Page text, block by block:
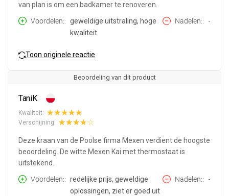
van plan is om een badkamer te renoveren.
Voordelen:
geweldige uitstraling, hoge
kwaliteit
Nadelen: -
Toon originele reactie
Beoordeling van dit product
TaniK
Kwaliteit:
Verschijning:
Deze kraan van de Poolse firma Mexen verdient de hoogste
beoordeling. De witte Mexen Kai met thermostaat is
uitstekend.
Voordelen:
redelijke prijs, geweldige
oplossingen, ziet er goed uit
Nadelen: -